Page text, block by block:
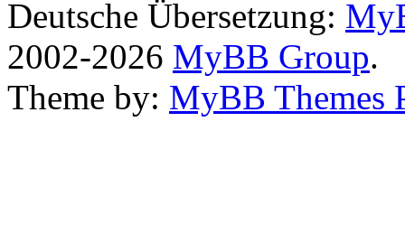
Deutsche Übersetzung:
2002-2026 MyBB Group.
Theme by: MyBB Themes